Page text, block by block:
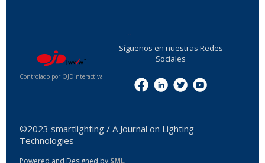
Controlado por OJDinteractiva
Síguenos en nuestras Redes
Sociales
©2023 smartlighting / A Journal on Lighting
Technologies
Powered and Designed by SML